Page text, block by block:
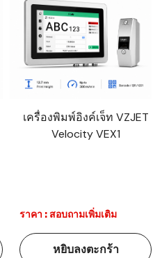
เครื่องพิมพ์อิงค์เจ็ท VZJET
Velocity VEX1
ราคา : สอบถามเพิ่มเติม
หยิบลงตะกร้า